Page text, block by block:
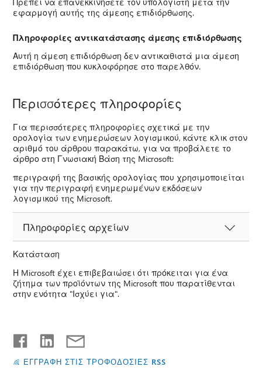
εφαρμογή αυτής της άμεσης επιδιόρθωσης.
Πληροφορίες αντικατάστασης άμεσης επιδιόρθωσης
Αυτή η άμεση επιδιόρθωση δεν αντικαθιστά μια άμεση
επιδιόρθωση που κυκλοφόρησε στο παρελθόν.
Περισσότερες πληροφορίες
Για περισσότερες πληροφορίες σχετικά με την
ορολογία των ενημερώσεων λογισμικού, κάντε κλικ στον
αριθμό του άρθρου παρακάτω, για να προβάλετε το
άρθρο στη Γνωσιακή Βάση της Microsoft:
περιγραφή της βασικής ορολογίας που χρησιμοποιείται
για την περιγραφή ενημερωμένων εκδόσεων
λογισμικού της Microsoft.
Πληροφορίες αρχείων
Κατάσταση
Η Microsoft έχει επιβεβαιώσει ότι πρόκειται για ένα
ζήτημα των προϊόντων της Microsoft που παρατίθενται
στην ενότητα "Ισχύει για".
ΕΓΓΡΑΦΗ ΣΤΙΣ ΤΡΟΦΟΔΟΣΙΕΣ RSS